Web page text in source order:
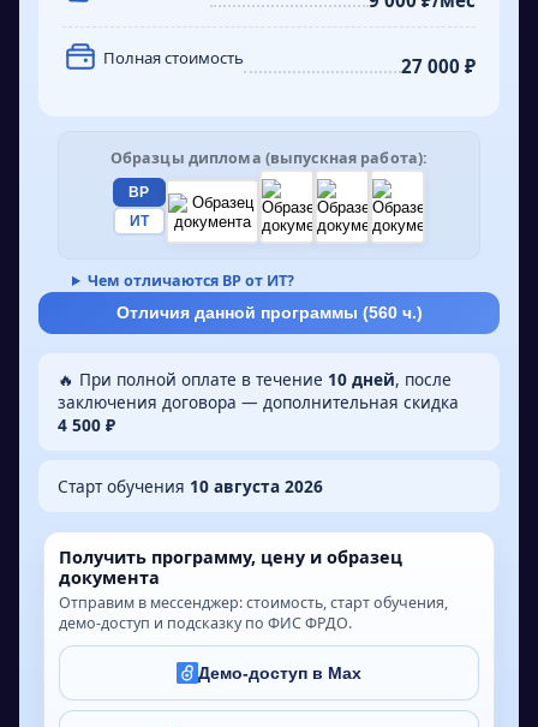
их переработки.
Полная стоимость 27 000 ₽
Образцы диплома (выпускная работа):
ВР
ИТ
Чем отличаются ВР от ИТ?
Отличия данной программы (560ч.)
🔥 При полной оплате в течение 10 дней, после
заключения договора — дополнительная скидка
4 500 ₽
Старт обучения 10 августа 2026
Получить программу, цену и образец
документа
Отправим в мессенджер: стоимость, старт обучения,
демо-доступ и подсказку по ФИС ФРДО.
Демо-доступ в Max